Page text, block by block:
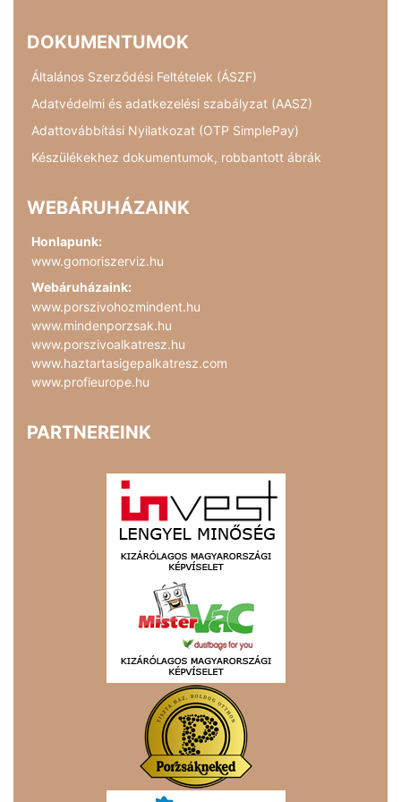
DOKUMENTUMOK
Általános Szerződési Feltételek (ÁSZF)
Adatvédelmi és adatkezelési szabályzat (AASZ)
Adattovábbítási Nyilatkozat (OTP SimplePay)
Készülékekhez dokumentumok, robbantott ábrák
WEBÁRUHÁZAINK
Honlapunk:
www.gomoriszerviz.hu
Webáruházaink:
www.porszivohozmindent.hu
www.mindenporzsak.hu
www.porszivoalkatresz.hu
www.haztartasigepalkatresz.com
www.profieurope.hu
PARTNEREINK